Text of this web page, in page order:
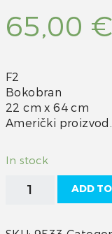
65,00 €
F2
Bokobran
22 cm x 64 cm
Američki proizvod.
In stock
Bokobran
Polyform
quantity
ADD